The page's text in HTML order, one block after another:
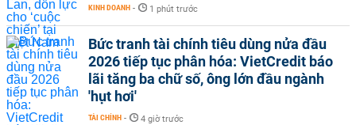
KINH DOANH - 1 phút trước
Bức tranh tài chính tiêu dùng nửa đầu
2026 tiếp tục phân hóa: VietCredit báo
lãi tăng ba chữ số, ông lớn đầu ngành
'hụt hơi'
TÀI CHÍNH - 4 giờ trước